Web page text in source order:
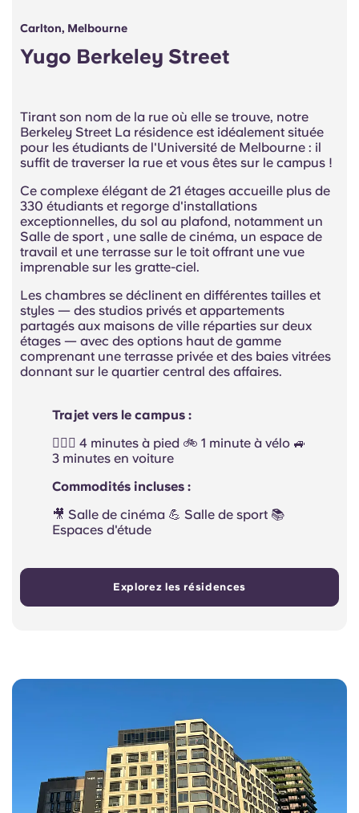
Carlton, Melbourne
Yugo Berkeley Street
Tirant son nom de la rue où elle se trouve, notre
Berkeley Street La résidence est idéalement située
pour les étudiants de l'Université de Melbourne : il
suffit de traverser la rue et vous êtes sur le campus !
Ce complexe élégant de 21 étages accueille plus de
330 étudiants et regorge d'installations
exceptionnelles, du sol au plafond, notamment un
Salle de sport , une salle de cinéma, un espace de
travail et une terrasse sur le toit offrant une vue
imprenable sur les gratte-ciel.
Les chambres se déclinent en différentes tailles et
styles — des studios privés et appartements
partagés aux maisons de ville réparties sur deux
étages — avec des options haut de gamme
comprenant une terrasse privée et des baies vitrées
donnant sur le quartier central des affaires.
Trajet vers le campus :
🚶🏻‍♂️ 4 minutes à pied 🚲 1 minute à vélo 🚙
3 minutes en voiture
Commodités incluses :
🎥 Salle de cinéma 💪 Salle de sport 📚
Espaces d'étude
Explorez les résidences